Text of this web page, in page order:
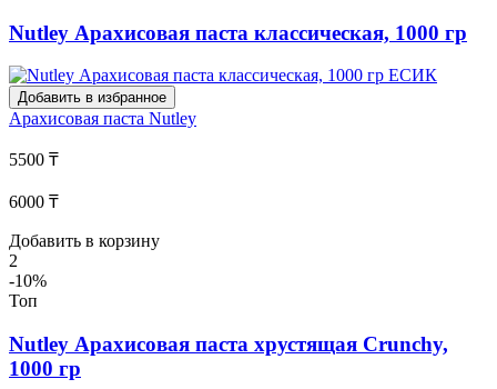
Nutley Арахисовая паста классическая, 1000 гр
Добавить в избранное
Арахисовая паста Nutley
5500 ₸
6000 ₸
Добавить в корзину
2
-10%
Топ
Nutley Арахисовая паста хрустящая Crunchy,
1000 гр